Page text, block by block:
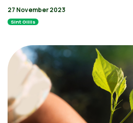
27 November 2023
Sint Gillis